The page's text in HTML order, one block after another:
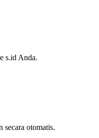
s.id Anda.
secara otomatis.